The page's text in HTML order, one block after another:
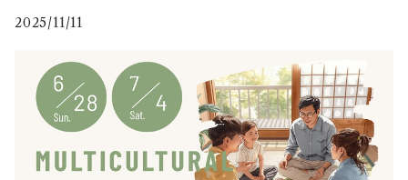
2025/11/11